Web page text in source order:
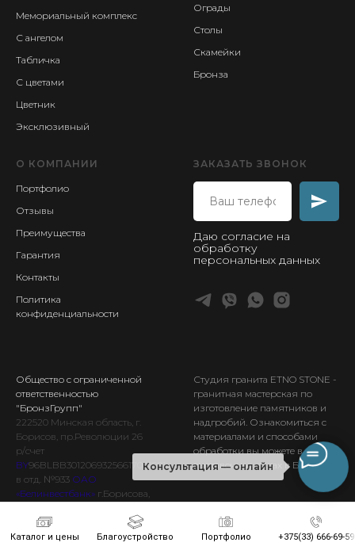
Каталог и цены Благоустройство Портфолио +375(33) 666-69-59
Консультация — онлайн
Мемориальный комплекс
С ангелом
Табличка
С цветами
Цветник
Эксклюзивный
Ограды
Столы
Скамейки
Бронза
О КОМПАНИИ
Портфолио
Отзывы
Преимущества
Гарантия
Контакты
Политика
конфиденциальности
ЗАКАЗАТЬ ЗВОНОК
Даю согласие на
обработку
персональных данных
Общество с ограниченной
ответственностью
"БронзГрупп"
222520 Минская область, г.
Борисов, пр.Революции 26
р/счет
BY96BLBB30120693256617001001
в отд. №933 ОАО
«Белинвестбанк» г.Борисова,
BLBBBY2X , УНП 693256617
Студия гранита ETNO STONE -
гранитная мастерская по
изготовление памятников и
надгробий. Ознакомиться с
материалами и способами
обработки вы можете в наших
выставочных залах в Борисове.